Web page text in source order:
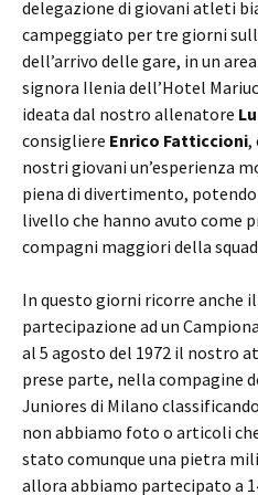
delegazione di giovani atleti
campeggiato per tre giorni
dell’arrivo delle gare, in un
signora Ilenia dell’Hotel
ideata dal nostro allenatore
consigliere Enrico Fatticcioni,
nostri giovani un’esperienza
piena di divertimento,
livello che hanno avuto come
compagni maggiori della
In questo giorni ricorre anche
partecipazione ad un
al 5 agosto del 1972 il nostro
prese parte, nella compagine
Juniores di Milano
non abbiamo foto o articoli
stato comunque una pietra
allora abbiamo partecipato a